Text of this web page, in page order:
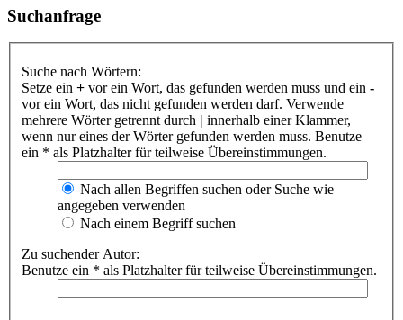
Suchanfrage
Suche nach Wörtern:
Setze ein + vor ein Wort, das gefunden werden muss und ein -
vor ein Wort, das nicht gefunden werden darf. Verwende
mehrere Wörter getrennt durch | innerhalb einer Klammer,
wenn nur eines der Wörter gefunden werden muss. Benutze
ein * als Platzhalter für teilweise Übereinstimmungen.
Nach allen Begriffen suchen oder Suche wie
angegeben verwenden
Nach einem Begriff suchen
Zu suchender Autor:
Benutze ein * als Platzhalter für teilweise Übereinstimmungen.